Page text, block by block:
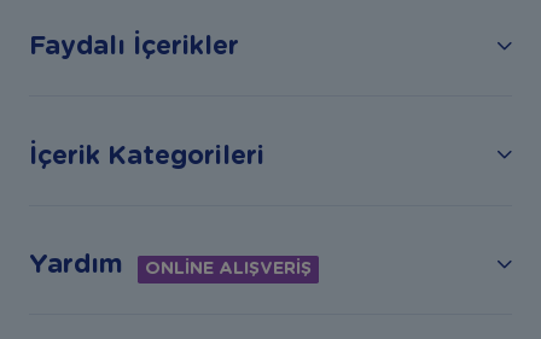
Faydalı İçerikler
İçerik Kategorileri
Yardım ONLİNE ALIŞVERİŞ